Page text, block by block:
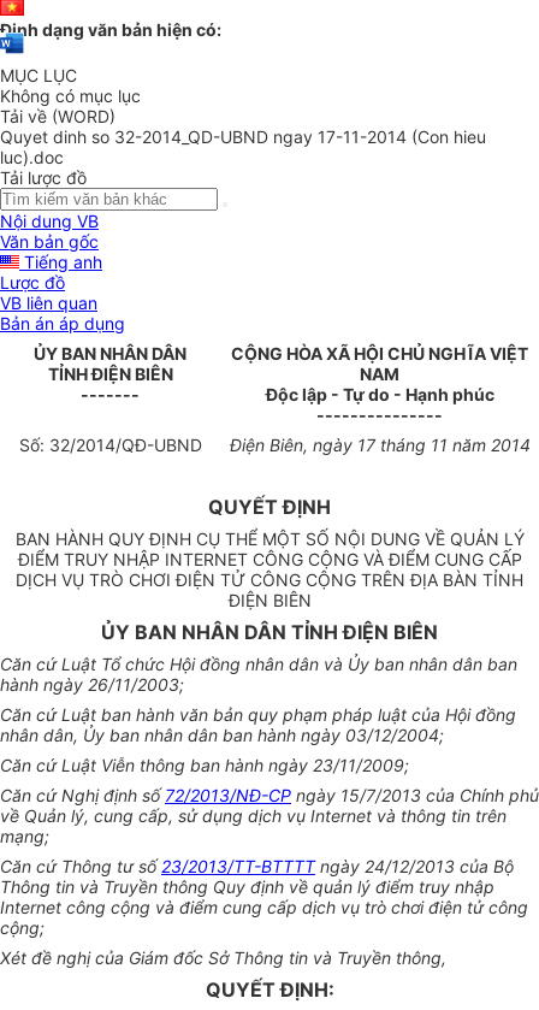
Định dạng văn bản hiện có:
MỤC LỤC
Không có mục lục
Tải về (WORD)
Quyet dinh so 32-2014_QD-UBND ngay 17-11-2014 (Con hieu
luc).doc
Tải lược đồ
Nội dung VB
Văn bản gốc
Tiếng anh
Lược đồ
VB liên quan
Bản án áp dụng
ỦY BAN NHÂN DÂN
TỈNH ĐIỆN BIÊN
-------
CỘNG HÒA XÃ HỘI CHỦ NGHĨA VIỆT
NAM
Độc lập - Tự do - Hạnh phúc
---------------
Số: 32/2014/QĐ-UBND Điện Biên, ngày 17 tháng 11 năm 2014
QUYẾT ĐỊNH
BAN HÀNH QUY ĐỊNH CỤ THỂ MỘT SỐ NỘI DUNG VỀ QUẢN LÝ
ĐIỂM TRUY NHẬP INTERNET CÔNG CỘNG VÀ ĐIỂM CUNG CẤP
DỊCH VỤ TRÒ CHƠI ĐIỆN TỬ CÔNG CỘNG TRÊN ĐỊA BÀN TỈNH
ĐIỆN BIÊN
ỦY BAN NHÂN DÂN TỈNH ĐIỆN BIÊN
Căn cứ Luật Tổ chức Hội đồng nhân dân và Ủy ban nhân dân ban
hành ngày 26/11/2003;
Căn cứ Luật ban hành văn bản quy phạm pháp luật của Hội đồng
nhân dân, Ủy ban nhân dân ban hành ngày 03/12/2004;
Căn cứ Luật Viễn thông ban hành ngày 23/11/2009;
Căn cứ Nghị định số72/2013/NĐ-CP ngày 15/7/2013 của Chính phủ
về Quản lý, cung cấp, sử dụng dịch vụ Internet và thông tin trên
mạng;
Căn cứ Thông tư số23/2013/TT-BTTTTngày 24/12/2013 của Bộ
Thông tin và Truyền thông Quy định về quản lý điểm truy nhập
Internet công cộng và điểm cung cấp dịch vụ trò chơi điện tử công
cộng;
Xét đề nghịcủa Giám đốc Sở Thông tin và Truyền thông,
QUYẾT ĐỊNH: